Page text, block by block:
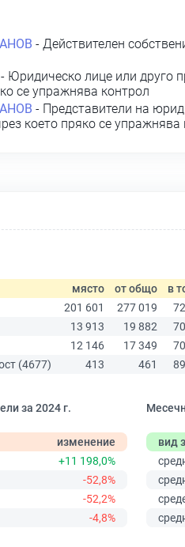
- Действителен
- Юридическо лице или друго
се упражнява контрол
- Представители на
което пряко се упражнява
място от общо в
201 601 277 019
13 913 19 882
12 146 17 349
(4677)
413 461
за 2024 г.
изменение
+11 198,0%
-52,8%
-52,2%
-4,8%
вид